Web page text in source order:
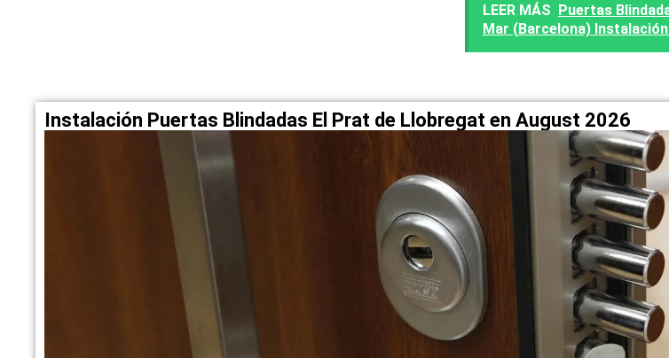
LEER MÁS
Puertas
Mar (Barcelona)
Instalación Puertas Blindadas El Prat de Llobregat en August 2026